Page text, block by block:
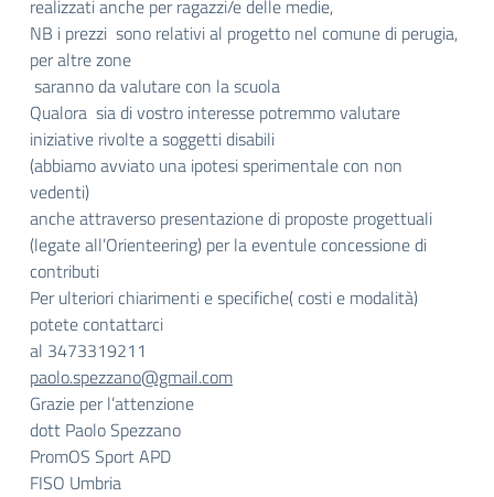
realizzati anche per ragazzi/e delle medie,
NB i prezzi sono relativi al progetto nel comune di perugia,
per altre zone
saranno da valutare con la scuola
Qualora sia di vostro interesse potremmo valutare
iniziative rivolte a soggetti disabili
(abbiamo avviato una ipotesi sperimentale con non
vedenti)
anche attraverso presentazione di proposte progettuali
(legate all’Orienteering) per la eventule concessione di
contributi
Per ulteriori chiarimenti e specifiche( costi e modalità)
potete contattarci
al 3473319211
paolo.spezzano@gmail.com
Grazie per l’attenzione
dott Paolo Spezzano
PromOS Sport APD
FISO Umbria